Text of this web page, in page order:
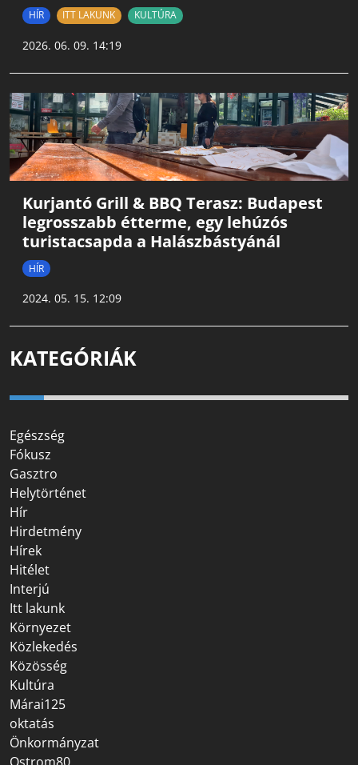
HÍR ITT LAKUNK KULTÚRA
2026. 06. 09. 14:19
Kurjantó Grill & BBQ Terasz: Budapest
legrosszabb étterme, egy lehúzós
turistacsapda a Halászbástyánál
HÍR
2024. 05. 15. 12:09
KATEGÓRIÁK
Egészség
Fókusz
Gasztro
Helytörténet
Hír
Hirdetmény
Hírek
Hitélet
Interjú
Itt lakunk
Környezet
Közlekedés
Közösség
Kultúra
Márai125
oktatás
Önkormányzat